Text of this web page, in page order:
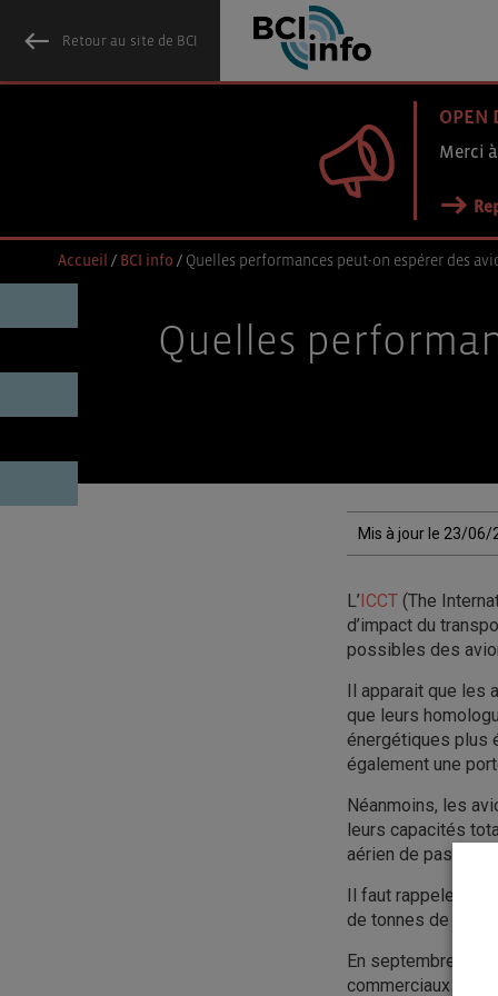
Retour au site de BCI
OPEN
Merci
Accueil / BCI info / Quelles performances peut-on espérer des
Quelles
Mis à jour le 23/06/
L’ICCT (The
d’impact du
possibles des
Il apparait que les
que leurs
énergétiques plus
également une
Néanmoins, les
leurs capacités
aérien de
Il faut rappeler
de tonnes de C02
En septembre
commerciaux à